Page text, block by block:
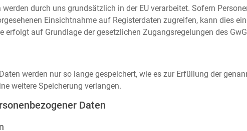
werden durch uns grundsätzlich in der EU verarbeitet. Sofern
Einsichtnahme auf Registerdaten zugreifen, kann dies
erfolgt auf Grundlage der gesetzlichen Zugangsregelungen des
werden nur so lange gespeichert, wie es zur Erfüllung der
weitere Speicherung verlangen.
Daten